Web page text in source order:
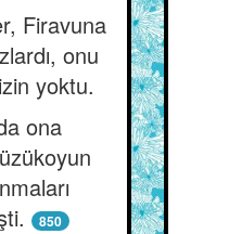
Firavuna
onu
yoktu.
ona
850